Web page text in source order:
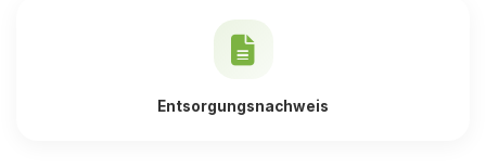
Entsorgungsnachweis